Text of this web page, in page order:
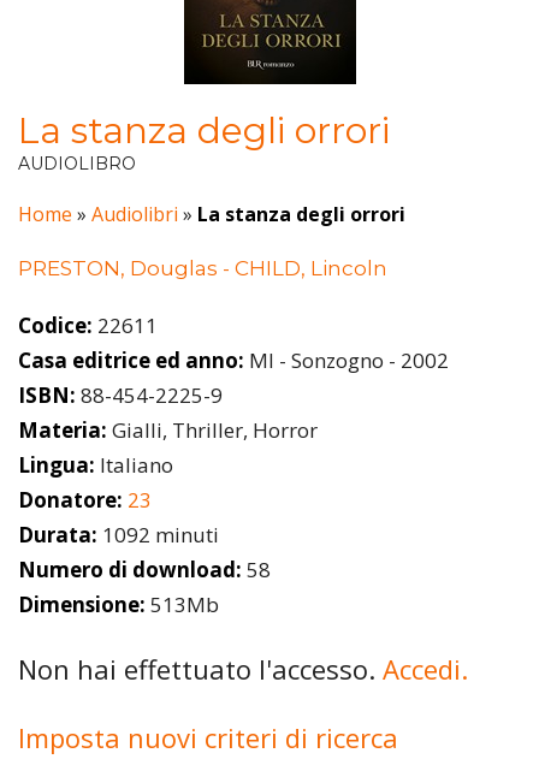
La stanza degli orrori
AUDIOLIBRO
Home » Audiolibri » La stanza degli orrori
PRESTON, Douglas - CHILD, Lincoln
Codice: 22611
Casa editrice ed anno: MI - Sonzogno - 2002
ISBN: 88-454-2225-9
Materia: Gialli, Thriller, Horror
Lingua: Italiano
Donatore: 23
Durata: 1092 minuti
Numero di download: 58
Dimensione: 513Mb
Non hai effettuato l'accesso. Accedi.
Imposta nuovi criteri di ricerca